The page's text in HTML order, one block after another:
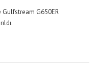
Gulfstream G650ER